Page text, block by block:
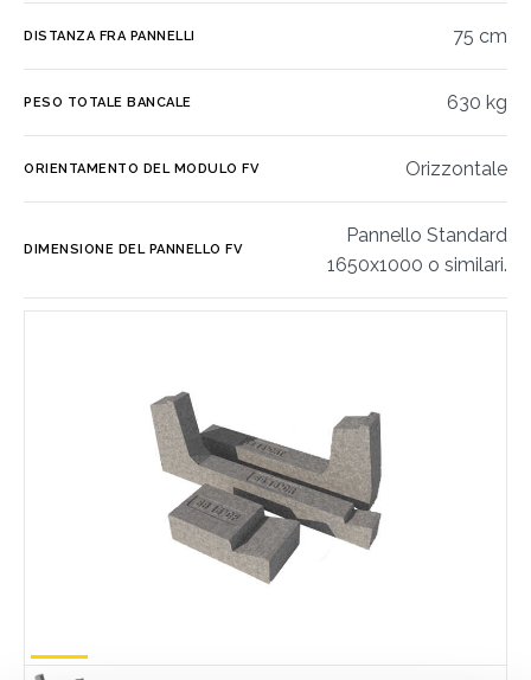
DISTANZA FRA PANNELLI 75 cm
PESO TOTALE BANCALE 630 kg
ORIENTAMENTO DEL MODULO FV Orizzontale
DIMENSIONE DEL PANNELLO FV
Pannello Standard
1650x1000 o similari.